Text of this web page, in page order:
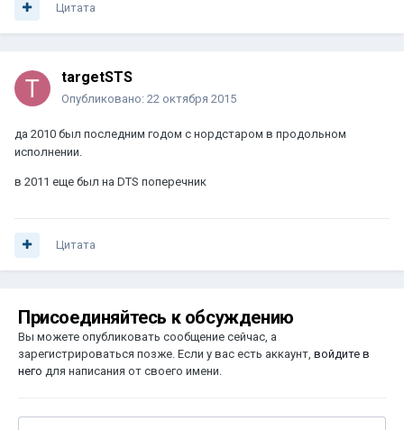
Цитата
targetSTS
Опубликовано: 22 октября 2015
да 2010 был последним годом с нордстаром в продольном
исполнении.
в 2011 еще был на DTS поперечник
Цитата
Присоединяйтесь к обсуждению
Вы можете опубликовать сообщение сейчас, а
зарегистрироваться позже. Если у вас есть аккаунт, войдите в
него для написания от своего имени.